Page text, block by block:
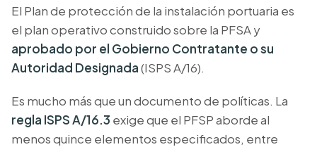
El Plan de protección de la instalación portuaria es
el plan operativo construido sobre la PFSA y
aprobado por el Gobierno Contratante o su
Autoridad Designada(ISPS A/16).
Es mucho más que un documento de políticas. La
regla ISPS A/16.3 exige que el PFSP aborde al
menos quince elementos especificados, entre